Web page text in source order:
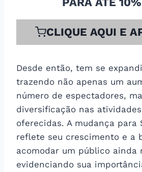
CLIQUE AQUI E
Desde então, tem se
trazendo não apenas um
número de espectadores,
diversificação nas
oferecidas. A mudança para
reflete seu crescimento e a
acomodar um público ainda
evidenciando sua